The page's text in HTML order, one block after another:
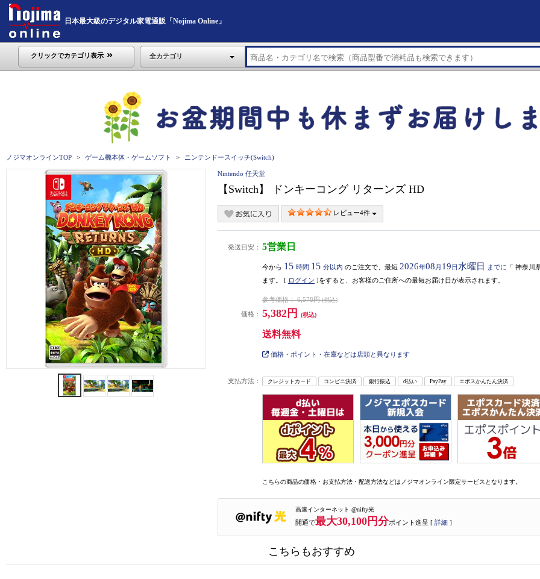
日本最大級のデジタル家電通販「Nojima Online」
クリックでカテゴリ表示 全カテゴリ
ノジマオンラインTOP ゲーム機本体・ゲームソフト ニンテンドースイッチ(Switch)
Nintendo 任天堂
【Switch】 ドンキーコング リターンズ HD
レビュー4件
発送目安： 5営業日
今から 15 時間 15 分以内 のご注文で、最短 2026年08 月 19日 水曜日 までに 「 神奈川
ます。 [ ログイン ]をすると、お客様のご住所への最短お届け日が表示されます。
価格：
参考価格： 6,578円(税込)
5,382円 (税込)
送料無料
価格・ポイント・在庫などは店頭と異なります
支払方法： クレジットカード コンビニ決済 銀行振込 d払い PayPay エポスかんたん決済
こちらの商品の価格・お支払方法・配送方法などはノジマオンライン限定サービスとなります。
高速インターネット @nifty光
開通で最大30,100円分ポイント進呈 [ 詳細 ]
こちらもおすすめ